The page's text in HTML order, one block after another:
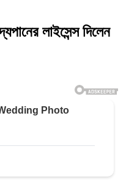
লাইসেন্স দিলেন